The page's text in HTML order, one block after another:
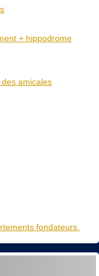
+ hippodrome
amicales
fondateurs.